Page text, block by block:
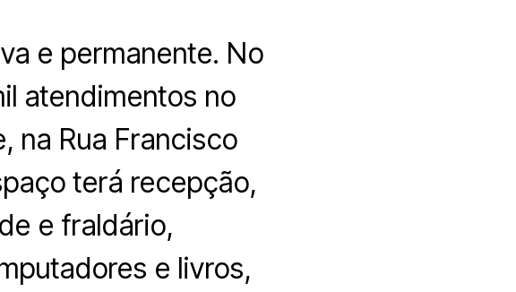
e permanente. No
atendimentos no
na Rua Francisco
terá recepção,
e fraldário,
e livros,